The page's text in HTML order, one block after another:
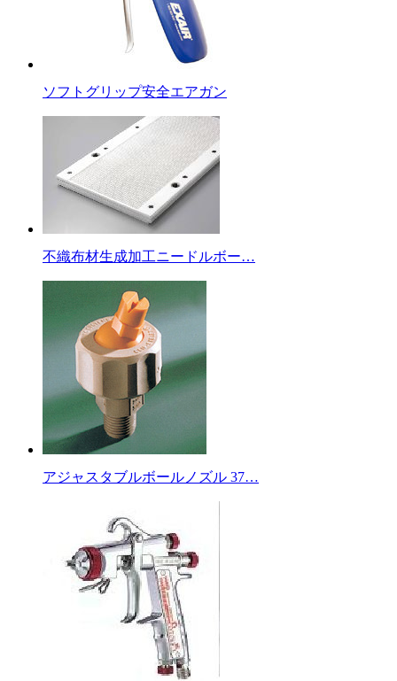
ソフトグリップ安全エアガン
不織布材生成加工ニードルボー…
アジャスタブルボールノズル 37…